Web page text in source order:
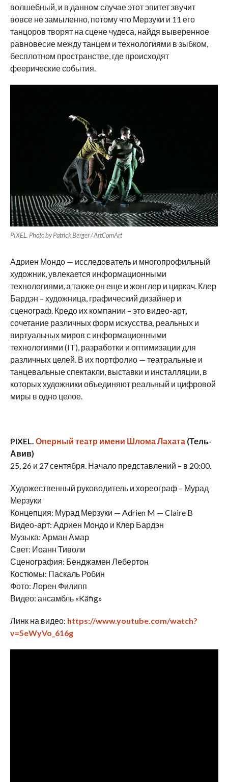
волшебный, и в данном случае этот эпитет звучит
вовсе не замыленно, потому что Мерзуки и 11 его
танцоров творят на сцене чудеса, найдя выверенное
равновесие между танцем и технологиями в зыбком,
бесплотном пространстве, где происходят
феерические события.
PIXEL. Photo by Patrick Berger / ArtComArt
Адриен Мондо — исследователь и многопрофильный
художник, увлекается информационными
технологиями, а также он еще и жонглер и циркач. Клер
Бардэн – художница, графический дизайнер и
сценограф. Кредо их компании – это видео-арт,
сочетание различных форм искусства, реальных и
виртуальных миров с информационными
технологиями (IT), разработки и оптимизации для
различных целей. В их портфолио — театральные и
танцевальные спектакли, выставки и инсталляции, в
которых художники объединяют реальный и цифровой
миры в одно целое.
PIXEL. Оперный театр имени Шлома Лахата(Тель-
Авив)
25, 26 и 27 сентября. Начало представлений – в 20:00.
Художественный руководитель и хореограф – Мурад
Мерзуки
Концепция: Мурад Мерзуки — Adrien M — Claire B
Видео-арт: Адриен Мондо и Клер Бардэн
Музыка: Арман Амар
Свет: Иоанн Тиволи
Сценография: Бенджамен Лебертон
Костюмы: Паскаль Робин
Фото: Лорен Филипп
Видео: ансамбль «Käfig»
Линк на видео: https://www.youtube.com/watch?
v=5eWyVo_616g